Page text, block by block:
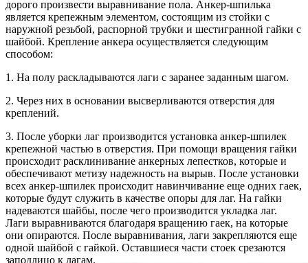
дорого произвести выравнивание пола. Анкер-шпилька
является крепежным элементом, состоящим из стойки с
наружной резьбой, распорной трубки и шестигранной гайки с
шайбой. Крепление анкера осуществляется следующим
способом:
1. На полу раскладываются лаги с заранее заданным шагом.
2. Через них в основании высверливаются отверстия для
креплений.
3. После уборки лаг производится установка анкер-шпилек
крепежной частью в отверстия. При помощи вращения гайки
происходит расклинивание анкерных лепестков, которые и
обеспечивают метизу надежность на вырыв. После установки
всех анкер-шпилек происходит навинчивание еще одних гаек,
которые будут служить в качестве опоры для лаг. На гайки
надеваются шайбы, после чего производится укладка лаг.
Лаги выравниваются благодаря вращению гаек, на которые
они опираются. После выравнивания, лаги закрепляются еще
одной шайбой с гайкой. Оставшиеся части стоек срезаются
заподлицо к лагам.